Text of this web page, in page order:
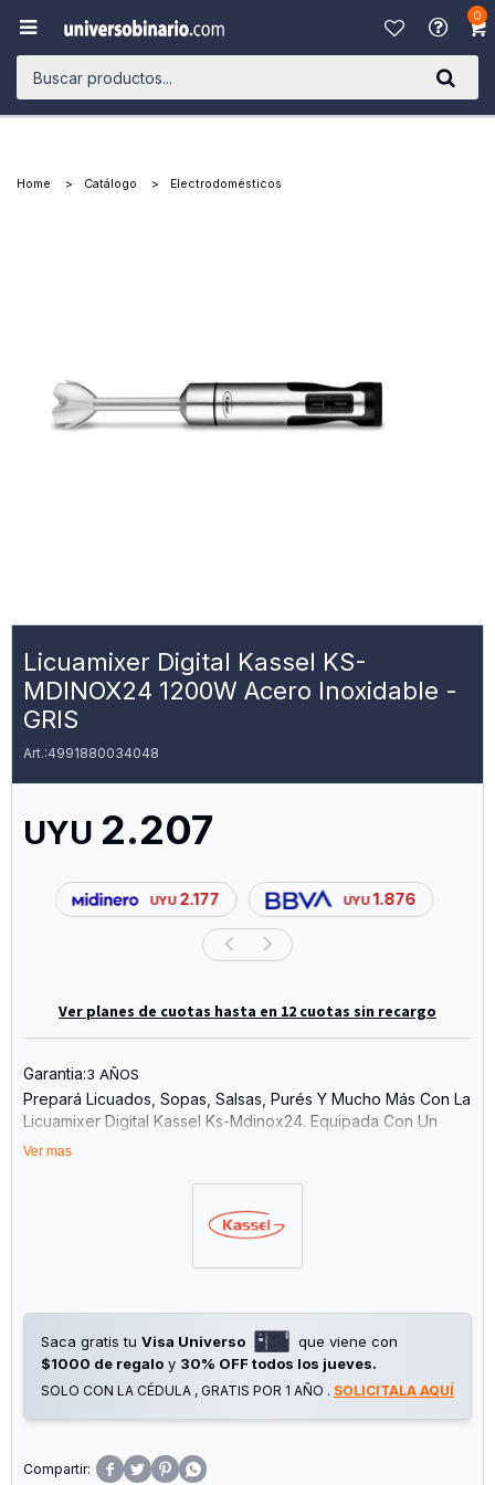
0

Home Catálogo Electrodomésticos
Licuamixer Digital Kassel KS-
MDINOX24 1200W Acero Inoxidable -
GRIS
4991880034048
UYU 2.207
UYU 2.177 UYU 1.876
Ver planes de cuotas hasta en 12 cuotas sin recargo
Garantia:3 AÑOS
Prepará Licuados, Sopas, Salsas, Purés Y Mucho Más Con La
Licuamixer Digital Kassel Ks-Mdinox24. Equipada Con Un
Potente Motor 100% De Cobre De 1200 W, Ofrece Un Alto
Todas Tus Preparaciones.
Su Diseño Combina Tecnología Y Comodidad Gracias A Su
Mezclador Desmontable De Acero Inoxidable, Ideal Para
Facilitar La Limpieza Y El Almacenamiento.
Características Principales
Potencia: 1200 W
Motor 100% Cobre
Ver mas
Saca gratis tu Visa Universo
que viene con
$1000 de regalo y 30% OFF todos los jueves.
SOLO CON LA CÉDULA , GRATIS POR 1 AÑO . SOLICITALA AQUÍ
   